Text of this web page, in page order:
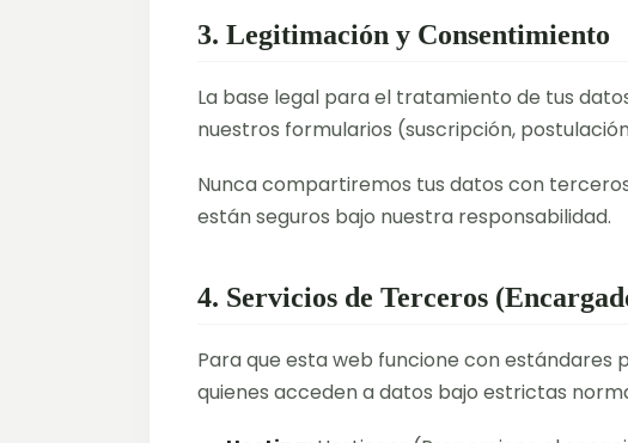
3. Legitimación y Consentimiento
La base legal para el tratamiento de tus
nuestros formularios (suscripción,
Nunca compartiremos tus datos con
están seguros bajo nuestra responsabilidad.
4. Servicios de Terceros
Para que esta web funcione con estándares
quienes acceden a datos bajo estrictas